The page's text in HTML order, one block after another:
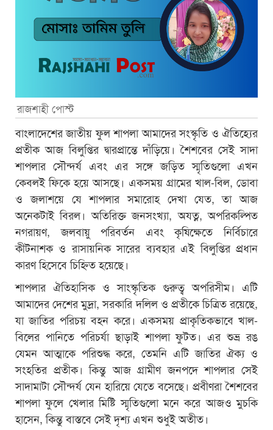
রাজশাহী পোস্ট
বাংলাদেশের জাতীয় ফুল শাপলা আমাদের সংস্কৃতি ও ঐতিহ্যের
প্রতীক আজ বিলুপ্তির দ্বারপ্রান্তে দাঁড়িয়ে। শৈশবের সেই সাদা
শাপলার সৌন্দর্য এবং এর সঙ্গে জড়িত স্মৃতিগুলো এখন
কেবলই ফিকে হয়ে আসছে। একসময় গ্রামের খাল-বিল, ডোবা
ও জলাশয়ে যে শাপলার সমারোহ দেখা যেত, তা আজ
অনেকটাই বিরল। অতিরিক্ত জনসংখ্যা, অযত্ন, অপরিকল্পিত
নগরায়ণ, জলবায়ু পরিবর্তন এবং কৃষিক্ষেতে নির্বিচারে
কীটনাশক ও রাসায়নিক সারের ব্যবহার এই বিলুপ্তির প্রধান
কারণ হিসেবে চিহ্নিত হয়েছে।
শাপলার ঐতিহাসিক ও সাংস্কৃতিক গুরুত্ব অপরিসীম। এটি
আমাদের দেশের মুদ্রা, সরকারি দলিল ও প্রতীকে চিত্রিত রয়েছে,
যা জাতির পরিচয় বহন করে। একসময় প্রাকৃতিকভাবে খাল-
বিলের পানিতে পরিচর্যা ছাড়াই শাপলা ফুটত। এর শুভ্র রঙ
যেমন আত্মাকে পরিশুদ্ধ করে, তেমনি এটি জাতির ঐক্য ও
সংহতির প্রতীক। কিন্তু আজ গ্রামীণ জনপদে শাপলার সেই
সাদামাটা সৌন্দর্য যেন হারিয়ে যেতে বসেছে। প্রবীণরা শৈশবের
শাপলা ফুলে খেলার মিষ্টি স্মৃতিগুলো মনে করে আজও মুচকি
হাসেন, কিন্তু বাস্তবে সেই দৃশ্য এখন শুধুই অতীত।